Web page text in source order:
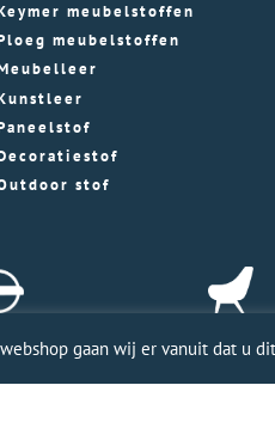
meubelstoffen
meubelstoffen
stof
gaan wij er vanuit dat u